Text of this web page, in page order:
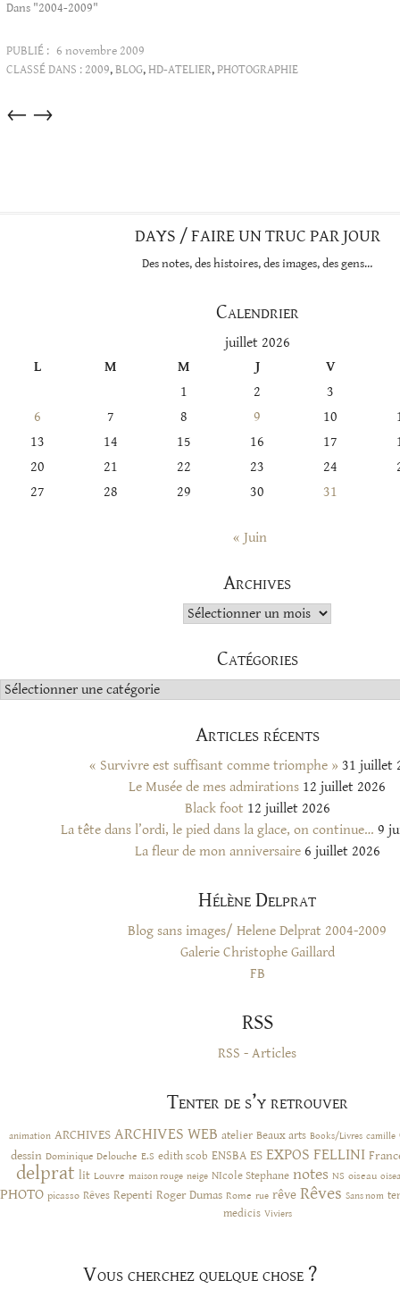
Dans "2004-2009"
PUBLIÉ : 6 novembre 2009
CLASSÉ DANS : 2009,BLOG,HD-ATELIER,PHOTOGRAPHIE
Articles
→
←
DAYS / FAIRE UN TRUC PAR JOUR
Des notes, des histoires, des images, des gens…
Calendrier
juillet 2026
L
M M J
V
1
2
3
6
7 8 9 10
13
14 15 16 17
20
21 22 23 24
27
28 29 30 31
« Juin
Archives
Archives
Catégories
Catégories
Articles récents
« Survivre est suffisant comme triomphe » 31 juillet
Le Musée de mes admirations 12 juillet 2026
Black foot 12 juillet 2026
La tête dans l’ordi, le pied dans la glace, on continue… 9
La fleur de mon anniversaire 6 juillet 2026
Hélène Delprat
Blog sans images/ Helene Delprat 2004-2009
Galerie Christophe Gaillard
FB
RSS
RSS - Articles
Tenter de s’y retrouver
animation ARCHIVES ARCHIVES WEB atelier Beaux arts Books/Livres camille
dessin Dominique Delouche E.S edith scob ENSBA ES EXPOS FELLINI
delprat lit Louvre maison rouge neige NIcole Stephane notes NS oiseau
PHOTO picasso Rêves Repenti Roger Dumas Rome rue rêve Rêves Sans nom
medicis Viviers
Vous cherchez quelque chose ?